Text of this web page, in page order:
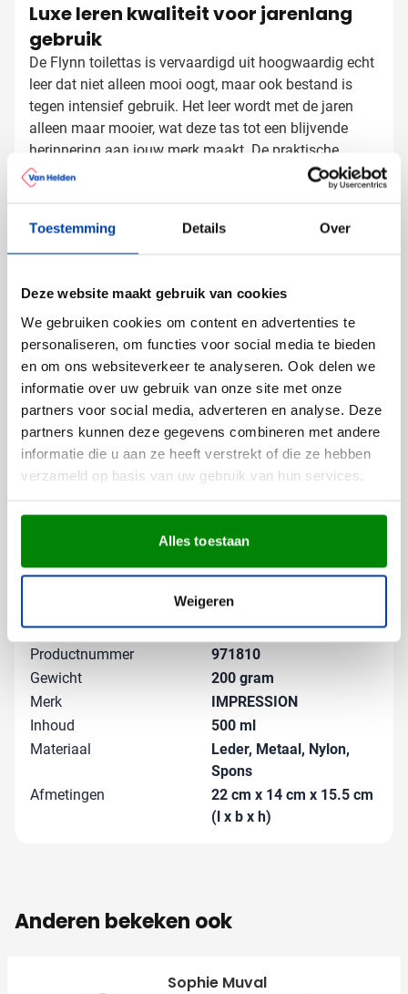
Toestemming Details Over
Deze website maakt gebruik van cookies
We gebruiken cookies om content en advertenties te
personaliseren, om functies voor social media te bieden
en om ons websiteverkeer te analyseren. Ook delen we
informatie over uw gebruik van onze site met onze
partners voor social media, adverteren en analyse. Deze
partners kunnen deze gegevens combineren met andere
informatie die u aan ze heeft verstrekt of die ze hebben
verzameld op basis van uw gebruik van hun services.
Alles toestaan
Weigeren
Luxe leren kwaliteit voor jarenlang
gebruik
De Flynn toilettas is vervaardigd uit hoogwaardig echt
leer dat niet alleen mooi oogt, maar ook bestand is
tegen intensief gebruik. Het leer wordt met de jaren
alleen maar mooier, wat deze tas tot een blijvende
herinnering aan jouw merk maakt. De praktische
drukknopen aan de zijkant zorgen ervoor dat de tas
stabiel blijft staan wanneer deze is geopend, wat het
Toilettassen bedrukken met logo
Bij Van Helden Relatiegeschenken bedrukken we jouw
leren toilettas precies zoals jij dat wilt:
Met een tekst of slogan
Door je leren toilettas te laten bedrukken, creëer je een
luxe relatiegeschenk dat indruk maakt en je merk
positief onder de aandacht brengt bij jouw relaties.
Gratis digitaal voorbeeld van je
bedrukte toilettas
Wil je zien hoe jouw logo er op deze luxe leren toilettas
uitziet voordat je bestelt? Vraag een gratis digitaal
voorbeeld aan en zie precies hoe het eindresultaat
eruit komt te zien. Neem contact met ons op voor
bedrukkingsmogelijkheden voor jouw merk. We
denken graag met je mee over de perfecte uitvoering
Lees meer
Specificaties
Productnummer
971810
Gewicht
200 gram
Merk
IMPRESSION
Inhoud
500 ml
Materiaal
Leder, Metaal, Nylon,
Spons
Afmetingen
22 cm x 14 cm x 15.5 cm
(l x b x h)
Anderen bekeken ook
Sophie Muval